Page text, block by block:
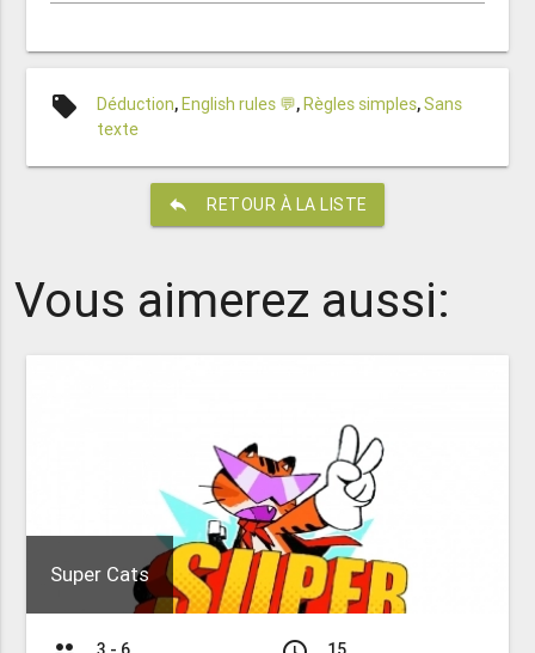
local_offer Déduction,English rules 💬,Règles simples,Sans
texte
reply RETOUR À LA LISTE
Vous aimerez aussi:
Super Cats